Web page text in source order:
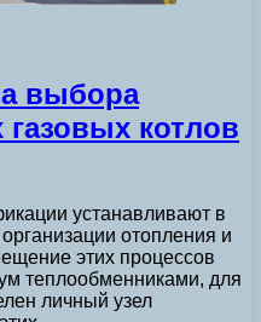
выбора
котлов
устанавливают в
отопления и
этих процессов
теплообменниками, для
личный узел